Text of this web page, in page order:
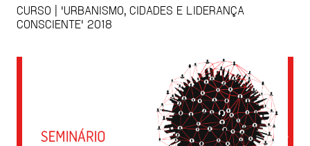
CURSO | 'URBANISMO, CIDADES E LIDERANÇA
CONSCIENTE' 2018